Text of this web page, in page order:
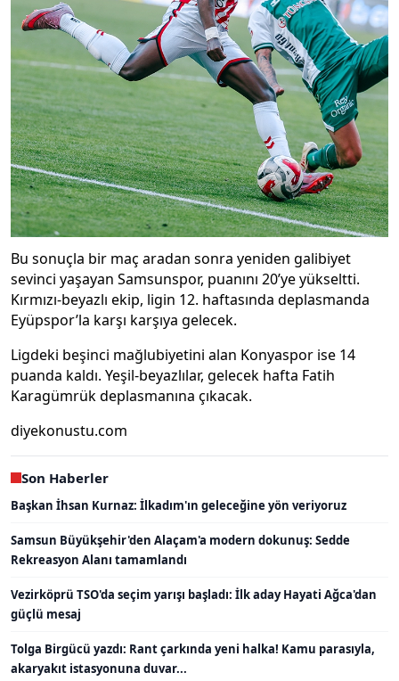
Bu sonuçla bir maç aradan sonra yeniden galibiyet
sevinci yaşayan Samsunspor, puanını 20’ye yükseltti.
Kırmızı-beyazlı ekip, ligin 12. haftasında deplasmanda
Eyüpspor’la karşı karşıya gelecek.
Ligdeki beşinci mağlubiyetini alan Konyaspor ise 14
puanda kaldı. Yeşil-beyazlılar, gelecek hafta Fatih
Karagümrük deplasmanına çıkacak.
diyekonustu.com
Son Haberler
Başkan İhsan Kurnaz: İlkadım'ın geleceğine yön veriyoruz
Samsun Büyükşehir'den Alaçam'a modern dokunuş: Sedde
Rekreasyon Alanı tamamlandı
Vezirköprü TSO'da seçim yarışı başladı: İlk aday Hayati Ağca'dan
güçlü mesaj
Tolga Birgücü yazdı: Rant çarkında yeni halka! Kamu parasıyla,
akaryakıt istasyonuna duvar...